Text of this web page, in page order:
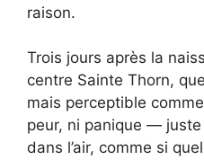
raison.
Trois jours après la
centre Sainte Thorn,
mais perceptible
peur, ni panique —
dans l’air, comme si